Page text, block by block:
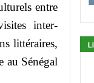
entre
inter-
littéraires,
au Sénégal